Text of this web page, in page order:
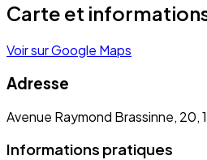
Carte et
Voir sur Google Maps
Adresse
Avenue Raymond Brassinne, 20,
Informations pratiques